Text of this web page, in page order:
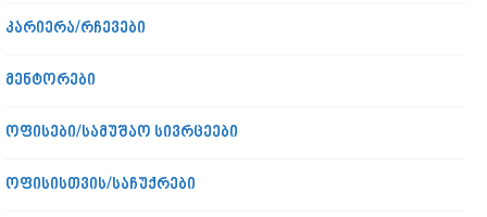
კარიერა/რჩევები
მენტორები
ოფისები/სამუშაო სივრცეები
ოფისისთვის/საჩუქრები